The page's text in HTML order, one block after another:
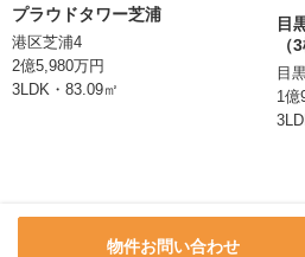
備考
情報登録日 2026/08/05
2026/08/20
東京都千代田区丸の内二丁目1番1号
明治安田生命ビル10階
プラウドタワー芝浦
港区芝浦4
2億5,980万円
3LDK・83.09㎡
目
（
目
1億
物件お問い合わせ